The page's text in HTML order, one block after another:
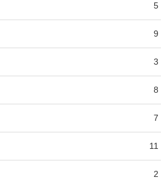
5
9
3
8
7
11
2